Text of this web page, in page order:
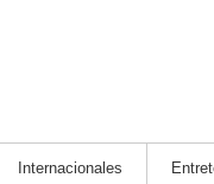
Internacionales